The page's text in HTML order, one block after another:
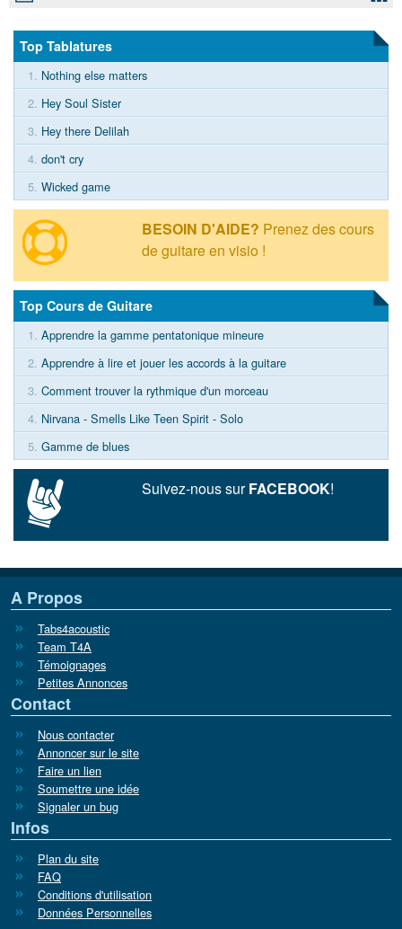
Top Tablatures
1. Nothing else matters
2. Hey Soul Sister
3. Hey there Delilah
4. don't cry
5. Wicked game
BESOIN D'AIDE? Prenez des cours
de guitare en visio !
Top Cours de Guitare
1. Apprendre la gamme pentatonique mineure
2. Apprendre à lire et jouer les accords à la guitare
3. Comment trouver la rythmique d'un morceau
4. Nirvana - Smells Like Teen Spirit - Solo
5. Gamme de blues
Suivez-nous surFACEBOOK!
A Propos
Tabs4acoustic
Team T4A
Témoignages
Petites Annonces
Contact
Nous contacter
Annoncer sur le site
Faire un lien
Soumettre une idée
Signaler un bug
Infos
Plan du site
FAQ
Conditions d'utilisation
Données Personnelles